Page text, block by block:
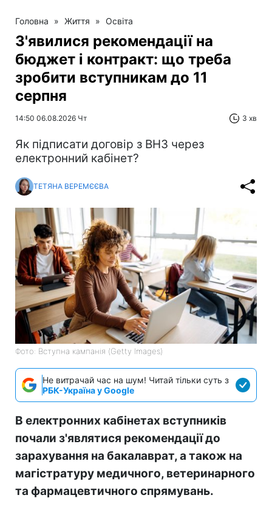
Головна » Життя » Освіта
З'явилися рекомендації на
бюджет і контракт: що треба
зробити вступникам до 11
серпня
14:50 06.08.2026 Чт 3 хв
Як підписати договір з ВНЗ через
електронний кабінет?
ТЕТЯНА ВЕРЕМЄЄВА
Фото: Вступна кампанія (Getty Images)
Не витрачай час на шум! Читай тільки суть з
РБК-Україна у Google
В електронних кабінетах вступників
почали з'являтися рекомендації до
зарахування на бакалаврат, а також на
магістратуру медичного, ветеринарного
та фармацевтичного спрямувань.